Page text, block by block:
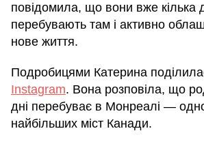
повідомила, що вони вже кілька
перебувають там і активно
нове життя.
Подробицями Катерина
Instagram. Вона розповіла, що
дні перебуває в Монреалі —
найбільших міст Канади.